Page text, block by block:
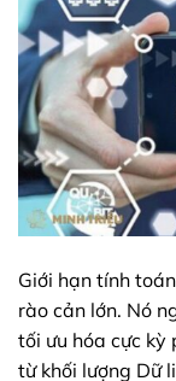
Giới hạn tính
rào cản lớn. Nó
tối ưu hóa cực
từ khối lượng Dữ